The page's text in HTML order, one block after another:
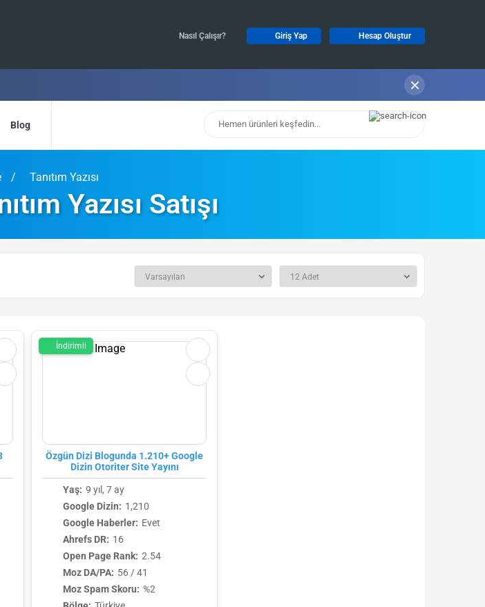
Nasıl Çalışır? Giriş Yap Hesap Oluştur
×
Blog
Tanıtım Yazısı
Yazısı Satışı
İndirimli
Özgün Dizi Blogunda 1.210+ Google
Dizin Otoriter Site Yayını
Yaş: 9 yıl, 7 ay
Google Dizin: 1,210
Google Haberler: Evet
Ahrefs DR: 16
Open Page Rank: 2.54
Moz DA/PA: 56 / 41
Moz Spam Skoru: %2